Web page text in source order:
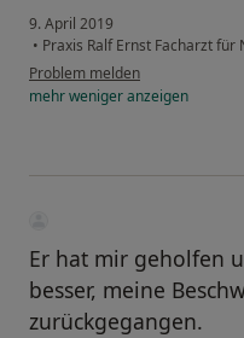
9. April 2019
• Praxis Ralf Ernst Facharzt
Problem melden
mehrwenigeranzeigen
Er hat mir geholfen
besser, meine
zurückgegangen.